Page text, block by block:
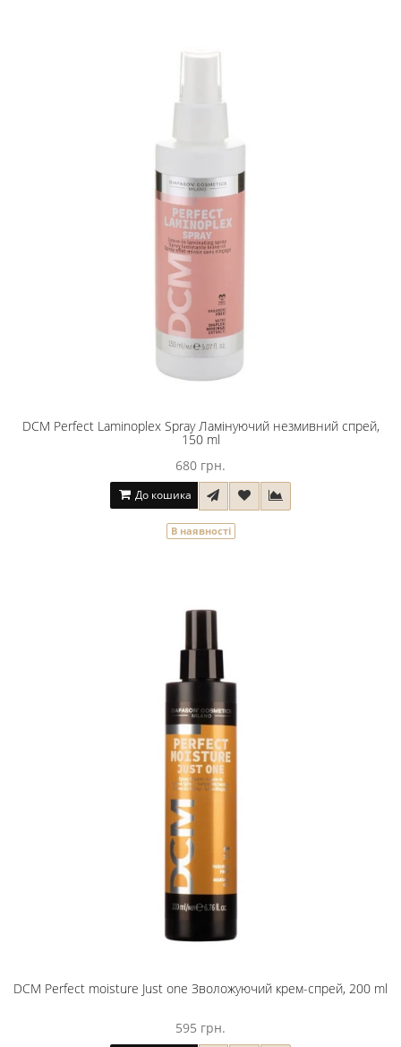
DCM Perfect Laminoplex Spray Ламінуючий незмивний спрей,
150 ml
680 грн.
До кошика
В наявності
DCM Perfect moisture Just one Зволожуючий крем-спрей, 200 ml
595 грн.